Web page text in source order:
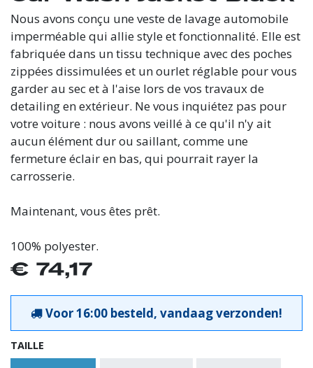
Nous avons conçu une veste de lavage automobile
imperméable qui allie style et fonctionnalité. Elle est
fabriquée dans un tissu technique avec des poches
zippées dissimulées et un ourlet réglable pour vous
garder au sec et à l'aise lors de vos travaux de
detailing en extérieur. Ne vous inquiétez pas pour
votre voiture : nous avons veillé à ce qu'il n'y ait
aucun élément dur ou saillant, comme une
fermeture éclair en bas, qui pourrait rayer la
carrosserie.
Maintenant, vous êtes prêt.
100% polyester.
€ 74,17
Voor 16:00 besteld, vandaag verzonden!
TAILLE